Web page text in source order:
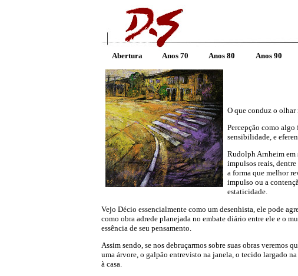
Abertura Anos 70 Anos 80 Anos 90
O que conduz o olhar
Percepção como
sensibilidade, e
Rudolph Arnheim em
impulsos reais,
a forma que melhor
impulso ou a
estaticidade.
Vejo Décio essencialmente como um desenhista, ele pode
como obra adrede planejada no embate diário entre ele e o
essência de seu pensamento.
Assim sendo, se nos debruçarmos sobre suas obras veremos
uma árvore, o galpão entrevisto na janela, o tecido largado
à casa.